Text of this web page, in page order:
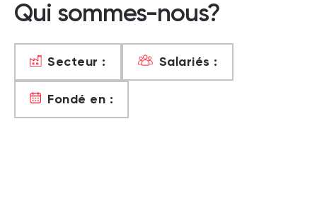
Qui sommes-nous?
Secteur : Salariés :
Fondé en :